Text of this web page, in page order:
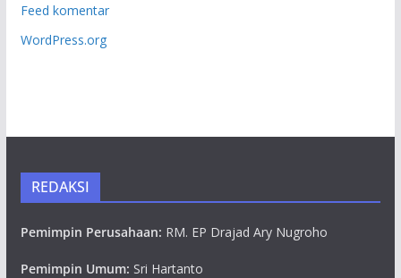
Feed komentar
WordPress.org
REDAKSI
Pemimpin Perusahaan: RM. EP Drajad Ary Nugroho
Pemimpin Umum: Sri Hartanto